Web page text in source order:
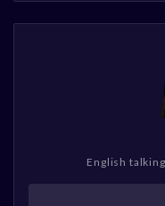
English